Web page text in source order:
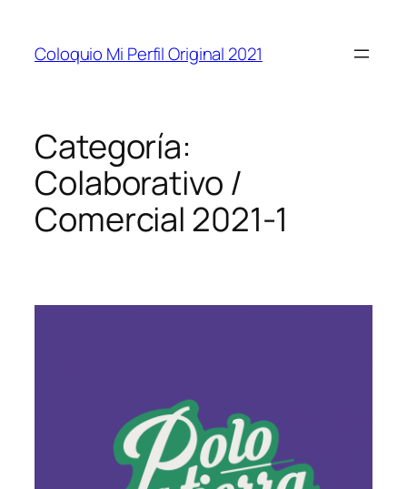
Coloquio Mi Perfil Original 2021
Categoría:
Colaborativo /
Comercial 2021-1